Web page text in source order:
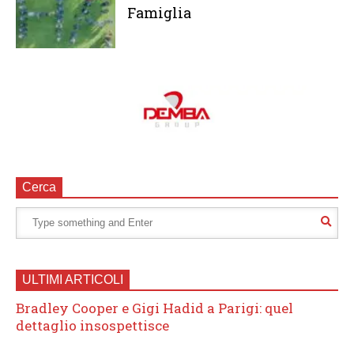
Famiglia
Cerca
ULTIMI ARTICOLI
Bradley Cooper e Gigi Hadid a Parigi: quel
dettaglio insospettisce